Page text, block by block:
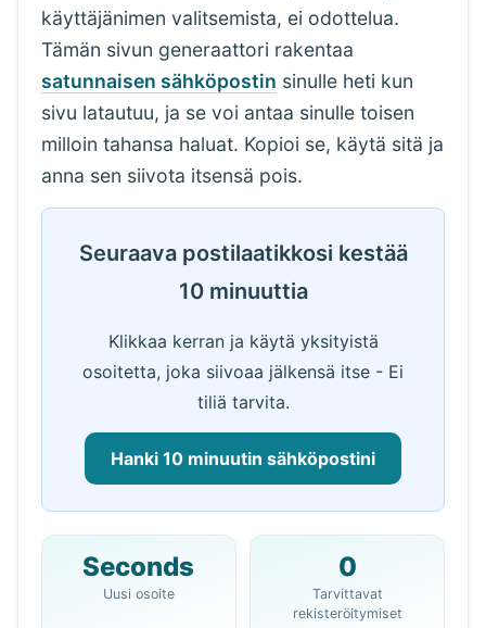
käyttäjänimen valitsemista, ei odottelua.
Tämän sivun generaattori rakentaa
satunnaisen sähköpostin sinulle heti kun
sivu latautuu, ja se voi antaa sinulle toisen
milloin tahansa haluat. Kopioi se, käytä sitä ja
anna sen siivota itsensä pois.
Seuraava postilaatikkosi kestää
10 minuuttia
Klikkaa kerran ja käytä yksityistä
osoitetta, joka siivoaa jälkensä itse - Ei
tiliä tarvita.
Hanki 10 minuutin sähköpostini
10 minuutin
sähköpostiosoitteesi:
Seconds
Uusi osoite
0
Tarvittavat
rekisteröitymiset